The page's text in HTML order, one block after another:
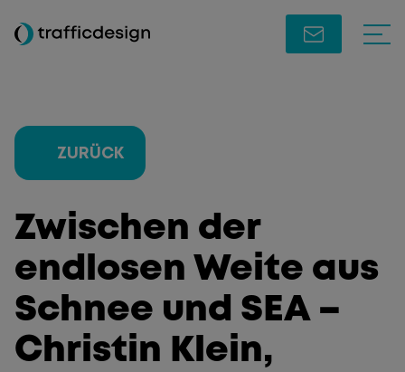
ZURÜCK
Zwischen der
endlosen Weite aus
Schnee und SEA –
Christin Klein,